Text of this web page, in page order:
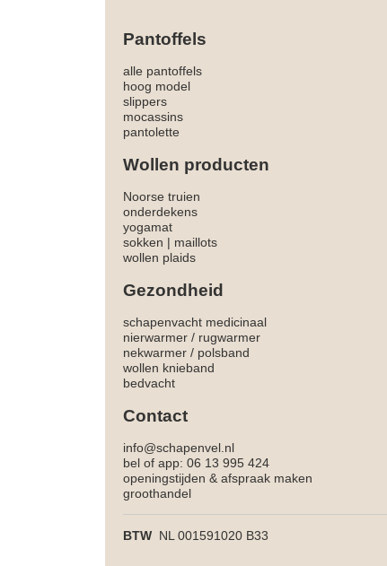
Pantoffels
alle pantoffels
hoog model
slippers
mocassins
pantolette
Wollen producten
Noorse truien
onderdekens
yogamat
sokken | maillots
wollen plaids
Gezondheid
schapenvacht medicinaal
nierwarmer / rugwarmer
nekwarmer / polsband
wollen knieband
bedvacht
Contact
info@schapenvel.nl
bel of app: 06 13 995 424
openingstijden & afspraak maken
groothandel
BTW NL 001591020 B33